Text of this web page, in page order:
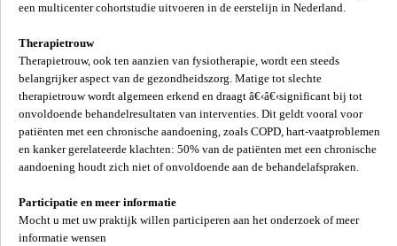
een multicenter cohortstudie uitvoeren in de eerstelijn in Nederland.
Therapietrouw
Therapietrouw, ook ten aanzien van fysiotherapie, wordt een steeds
belangrijker aspect van de gezondheidszorg. Matige tot slechte
therapietrouw wordt algemeen erkend en draagt â€‹â€‹significant bij tot
onvoldoende behandelresultaten van interventies. Dit geldt vooral voor
patiënten met een chronische aandoening, zoals COPD, hart-vaatproblemen
en kanker gerelateerde klachten: 50% van de patiënten met een chronische
aandoening houdt zich niet of onvoldoende aan de behandelafspraken.
Participatie en meer informatie
Mocht u met uw praktijk willen participeren aan het onderzoek of meer
informatie wensen